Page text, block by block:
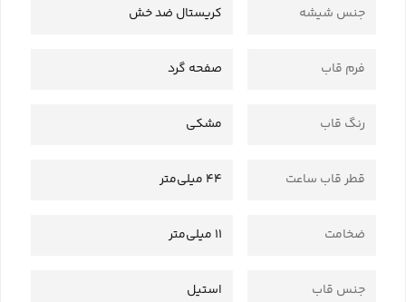
جنس شیشه کریستال ضد خش
فرم قاب صفحه گرد
رنگ قاب مشکی
قطر قاب ساعت 44 میلی‌متر
ضخامت 11 میلی‌متر
جنس قاب استیل